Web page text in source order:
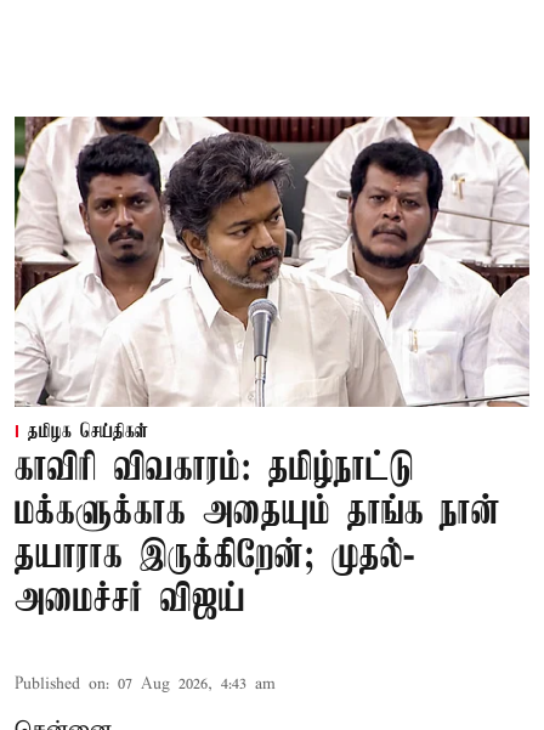
தமிழக செய்திகள்
காவிரி விவகாரம்: தமிழ்நாட்டு
மக்களுக்காக அதையும் தாங்க நான்
தயாராக இருக்கிறேன்; முதல்-
அமைச்சர் விஜய்
Published on: 07 Aug 2026, 4:43 am